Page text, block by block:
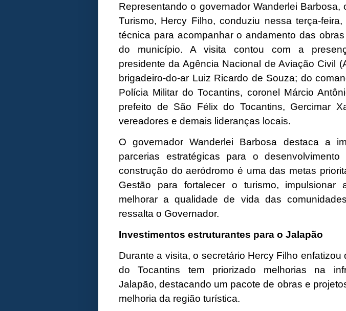
Representando o governador Wanderlei Barbosa,
Turismo, Hercy Filho, conduziu nessa terça-
técnica para acompanhar o andamento das
do município. A visita contou com a
presidente da Agência Nacional de Aviação Civil
brigadeiro-do-ar Luiz Ricardo de Souza; do
Polícia Militar do Tocantins, coronel Márcio
prefeito de São Félix do Tocantins, Gercimar
vereadores e demais lideranças locais.
O governador Wanderlei Barbosa destaca a
parcerias estratégicas para o
construção do aeródromo é uma das metas
Gestão para fortalecer o turismo, impulsionar
melhorar a qualidade de vida das
ressalta o Governador.
Investimentos estruturantes para o Jalapão
Durante a visita, o secretário Hercy Filho enfatizou
do Tocantins tem priorizado melhorias na
Jalapão, destacando um pacote de obras e
melhoria da região turística.